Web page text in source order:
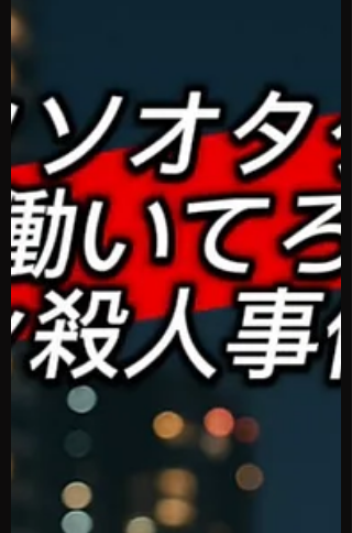
動産屋として、現場でよく聞く事例をわかり
やすく整理しました。安心して夜の街を楽し
むためには「事前に料金やシステムを確認す
る」「契約は冷静な状態で行う」「不動産の
ことは専門業者に相談する」この3つが大切
です。正しい知識を持てば、錦の夜はもっと
安全で楽しい時間になります。